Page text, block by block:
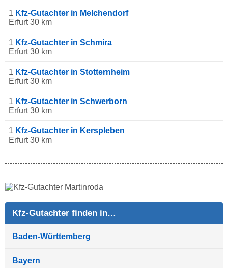
1 Kfz-Gutachter in Melchendorf
Erfurt 30 km
1 Kfz-Gutachter in Schmira
Erfurt 30 km
1 Kfz-Gutachter in Stotternheim
Erfurt 30 km
1 Kfz-Gutachter in Schwerborn
Erfurt 30 km
1 Kfz-Gutachter in Kerspleben
Erfurt 30 km
Kfz-Gutachter finden in…
Baden-Württemberg
Bayern